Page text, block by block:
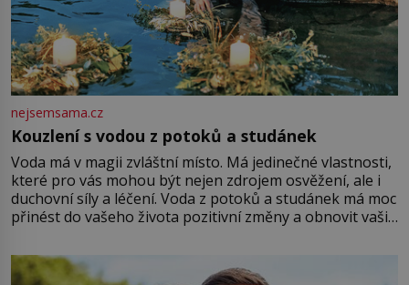
nejsemsama.cz
Kouzlení s vodou z potoků a studánek
Voda má v magii zvláštní místo. Má jedinečné vlastnosti,
které pro vás mohou být nejen zdrojem osvěžení, ale i
duchovní síly a léčení. Voda z potoků a studánek má moc
přinést do vašeho života pozitivní změny a obnovit vaši
můžete obohatit své rituály a přinést do svého života
větší harmonii a klid. Je důležité